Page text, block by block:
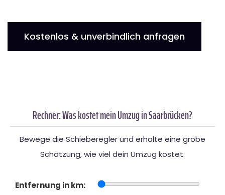
Kostenlos & unverbindlich anfragen
Rechner: Was kostet mein Umzug in Saarbrücken?
Bewege die Schieberegler und erhalte eine grobe
Schätzung, wie viel dein Umzug kostet:
Entfernung in km: